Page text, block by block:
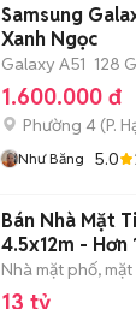
Samsung
Xanh Ngọc
Galaxy A51 128
1.600.000 đ
Phường 4 (P.
Như Băng 5.0
Bán Nhà Mặt
4.5x12m - Hơn
Nhà mặt phố,
13 tỷ